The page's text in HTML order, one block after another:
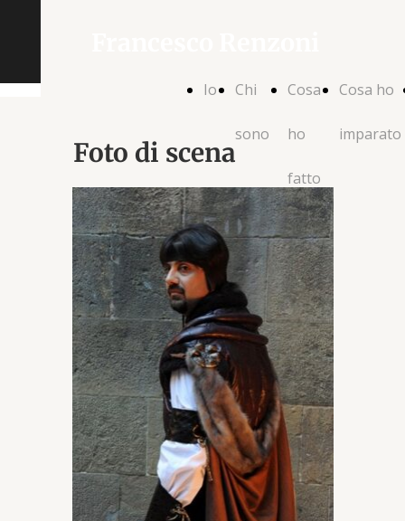
Io Chi
sono
Cosa
ho
fatto
Cosa ho
imparato
Foto di scena